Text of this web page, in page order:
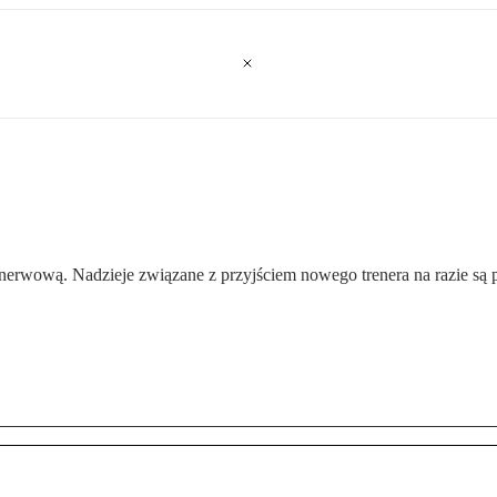
Nadzieje związane z przyjściem nowego trenera na razie są